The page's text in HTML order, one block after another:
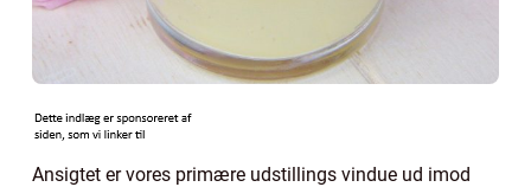
Ansigtet er vores primære udstillings vindue ud imod